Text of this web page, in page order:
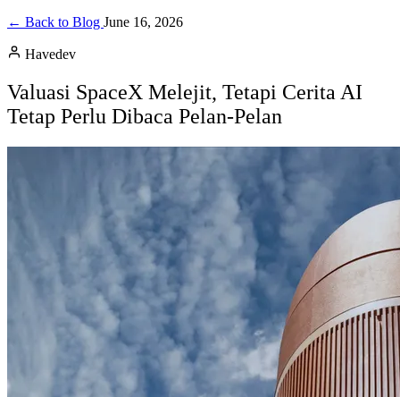
← Back to Blog June 16, 2026
Havedev
Valuasi SpaceX Melejit, Tetapi Cerita AI
Tetap Perlu Dibaca Pelan-Pelan